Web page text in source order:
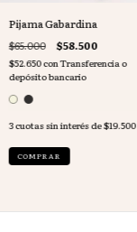
Pijama Gabardina
$65.000 $58.500
$52.650conTransferencia o
depósito bancario
3cuotas sin interés de$19.500
COMPRAR